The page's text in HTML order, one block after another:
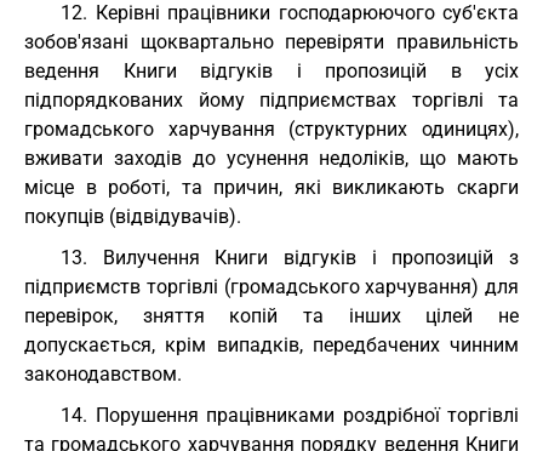
12. Керівні працівники господарюючого суб'єкта
зобов'язані щоквартально перевіряти правильність
ведення Книги відгуків і пропозицій в усіх
підпорядкованих йому підприємствах торгівлі та
громадського харчування (структурних одиницях),
вживати заходів до усунення недоліків, що мають
місце в роботі, та причин, які викликають скарги
покупців (відвідувачів).
13. Вилучення Книги відгуків і пропозицій з
підприємств торгівлі (громадського харчування) для
перевірок, зняття копій та інших цілей не
допускається, крім випадків, передбачених чинним
законодавством.
14. Порушення працівниками роздрібної торгівлі
та громадського харчування порядку ведення Книги